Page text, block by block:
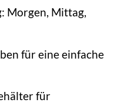
Morgen, Mittag,
für eine einfache
für